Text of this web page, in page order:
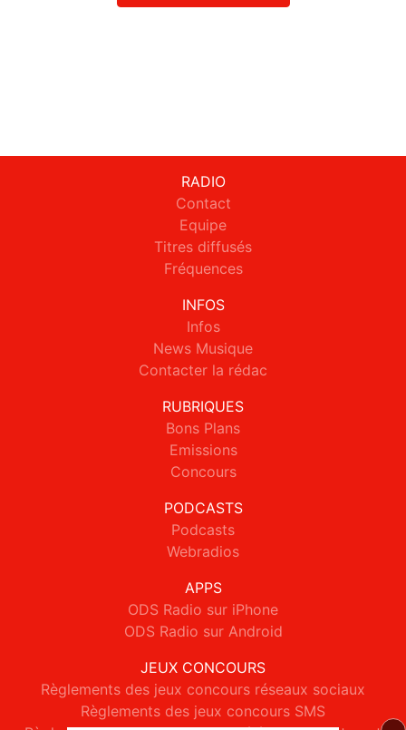
RADIO
Contact
Equipe
Titres diffusés
Fréquences
INFOS
Infos
News Musique
Contacter la rédac
RUBRIQUES
Bons Plans
Emissions
Concours
PODCASTS
Podcasts
Webradios
APPS
ODS Radio sur iPhone
ODS Radio sur Android
JEUX CONCOURS
Règlements des jeux concours réseaux sociaux
Règlements des jeux concours SMS